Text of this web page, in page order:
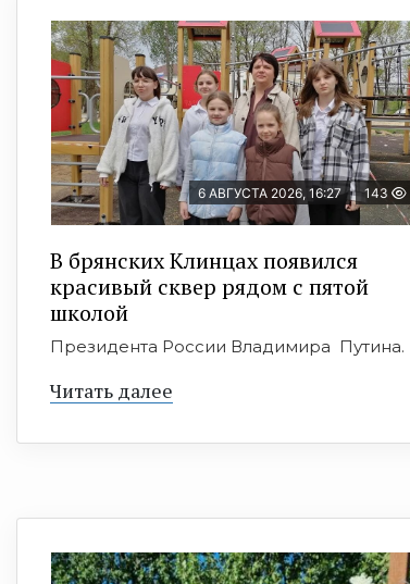
6 АВГУСТА 2026, 16:27 143
В брянских Клинцах появился
красивый сквер рядом с пятой
школой
Президента России Владимира Путина.
Читать далее